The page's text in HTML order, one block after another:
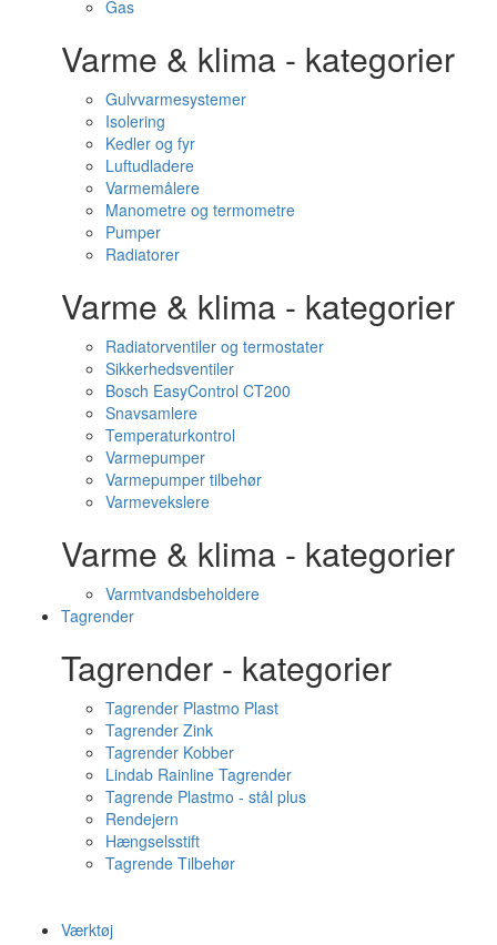
Gas
Varme & klima - kategorier
Gulvvarmesystemer
Isolering
Kedler og fyr
Luftudladere
Varmemålere
Manometre og termometre
Pumper
Radiatorer
Varme & klima - kategorier
Radiatorventiler og termostater
Sikkerhedsventiler
Bosch EasyControl CT200
Snavsamlere
Temperaturkontrol
Varmepumper
Varmepumper tilbehør
Varmevekslere
Varme & klima - kategorier
Varmtvandsbeholdere
Tagrender
Tagrender - kategorier
Tagrender Plastmo Plast
Tagrender Zink
Tagrender Kobber
Lindab Rainline Tagrender
Tagrende Plastmo - stål plus
Rendejern
Hængselsstift
Tagrende Tilbehør
Værktøj